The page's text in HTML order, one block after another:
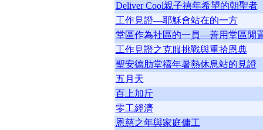
Deliver Cool親子禧年希望的朝聖者
工作見證—耶穌會站在的一方
堂區作為社區的一員—善用堂區閒
工作見證之克服挑戰與重拾恩典
聖安德肋堂禧年暑熱休息站的見證
五月天
百上加斤
零工經濟
恩慈之年與家庭傭工